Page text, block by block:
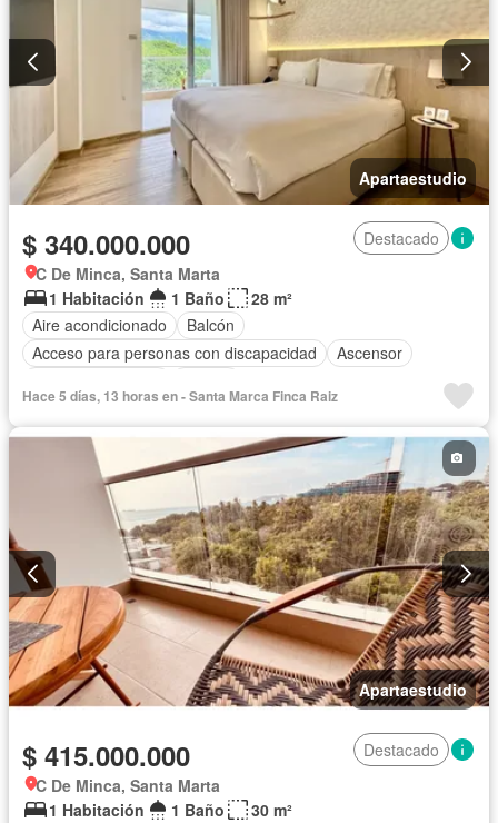
Apartaestudio
$ 340.000.000
Destacado
C De Minca, Santa Marta
1 Habitación
1 Baño
28 m²
Aire acondicionado
Balcón
Acceso para personas con discapacidad
Ascensor
Hace 5 días, 13 horas en - Santa Marca Finca Raiz
Apartaestudio
$ 415.000.000
Destacado
C De Minca, Santa Marta
1 Habitación
1 Baño
30 m²